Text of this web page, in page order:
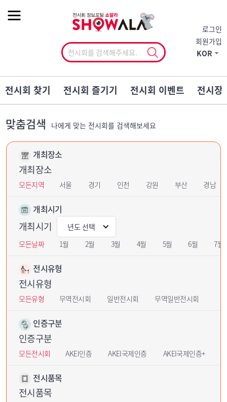
로그인
회원가입
KOR
전시회 찾기 전시회 즐기기 전시회 이벤트 전시장
맞춤검색 나에게 맞는 전시회를 검색해보세요
개최장소
개최장소
모든지역 서울 경기 인천 강원 부산 경남
개최시기
개최시기
모든날짜 1월 2월 3월 4월 5월 6월 7월
전시유형
전시유형
모든유형 무역전시회 일반전시회 무역일반전시회
인증구분
인증구분
모든전시회 AKEI인증 AKEI국제인증 AKEI국제인증+
전시품목
전시품목